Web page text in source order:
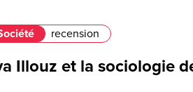
recension
Illouz et la sociologie